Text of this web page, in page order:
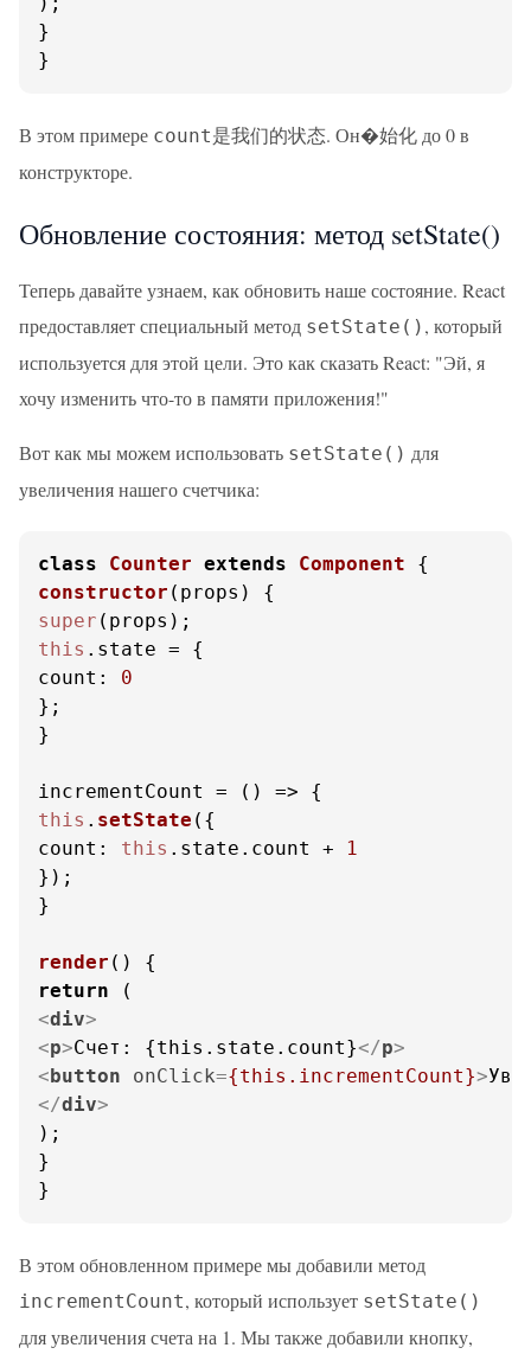
}
}
В этом примере count是我们的状态. Он�始化 до 0 в
конструкторе.
Обновление состояния: метод setState()
Теперь давайте узнаем, как обновить наше состояние. React
предоставляет специальный метод setState() , который
используется для этой цели. Это как сказать React: "Эй, я
хочу изменить что-то в памяти приложения!"
Вот как мы можем использовать setState() для
увеличения нашего счетчика:
class Counter extends Component
constructor ( props
super
this . state
count : 0
};
}
incrementCount = () =>
this . setState
count : this . state . count +
1
});
}
render (
return
<div>
<p>Счет: {this.state.count}</p>
<button onClick={this.incrementCount}>
</div>
);
}
}
В этом обновленном примере мы добавили метод
incrementCount, который использует setState()
для увеличения счета на 1. Мы также добавили кнопку,